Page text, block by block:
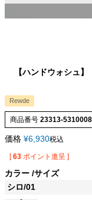
【ハンドウォシュ】
Rewde
商品番号 23313-5310008
価格 ¥6,930税込
[ 63 ポイント進呈 ]
カラー サイズ
シロ/01